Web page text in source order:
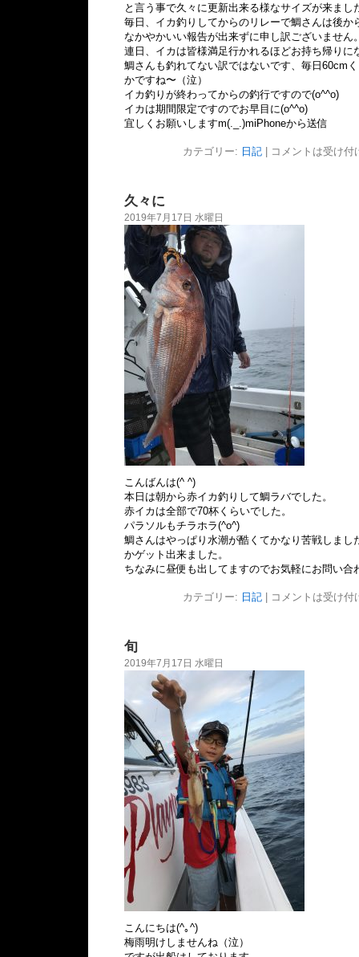
と言う事で久々に更新出来る様なサイズが来まし
毎日、イカ釣りしてからのリレーで鯛さんは後か
なかやかいい報告が出来ずに申し訳ございません
連日、イカは皆様満足行かれるほどお持ち帰りに
鯛さんも釣れてない訳ではないです、毎日60cm
かですね〜（泣）
イカ釣りが終わってからの釣行ですので(o^^o)
イカは期間限定ですのでお早目に(o^^o)
宜しくお願いしますm(._.)miPhoneから送信
カテゴリー: 日記| コメントは受け付
久々に
2019年7月17日 水曜日
こんばんは(^ ^)
本日は朝から赤イカ釣りして鯛ラバでした。
赤イカは全部で70杯くらいでした。
パラソルもチラホラ(^o^)
鯛さんはやっぱり水潮が酷くてかなり苦戦しまし
かゲット出来ました。
ちなみに昼便も出してますのでお気軽にお問い合
カテゴリー: 日記| コメントは受け付
旬
2019年7月17日 水曜日
こんにちは(^｡^)
梅雨明けしませんね（泣）